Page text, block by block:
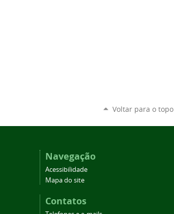
Voltar para o topo
Navegação
Acessibilidade
Mapa do site
Contatos